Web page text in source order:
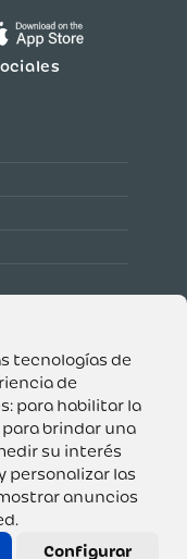
tecnologías de
de
para habilitar la
para brindar una
su interés
personalizar las
anuncios
.
Configurar
- Nit 890.107.487 -
192 local 3-01
S.A. Derechos